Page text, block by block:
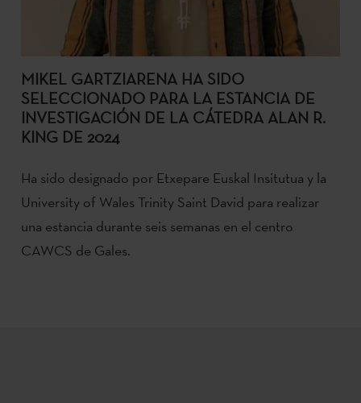
MIKEL GARTZIARENA HA SIDO
SELECCIONADO PARA LA ESTANCIA DE
INVESTIGACIÓN DE LA CÁTEDRA ALAN R.
KING DE 2024
Ha sido designado por Etxepare Euskal Insitutua y la
University of Wales Trinity Saint David para realizar
una estancia durante seis semanas en el centro
CAWCS de Gales.